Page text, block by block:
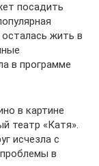
посадить
жить в
в программе
в картине
театр «Катя».
исчезла с
в